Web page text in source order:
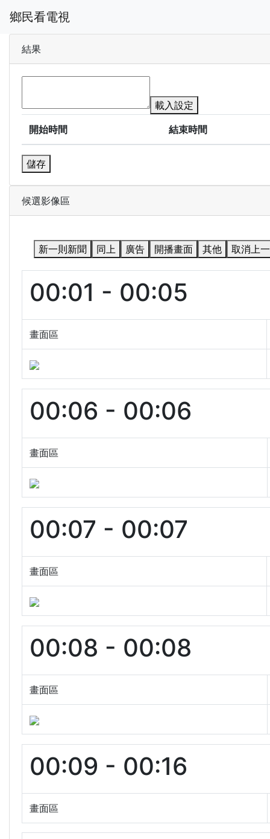
鄉民看電視
結果
載入設定
開始時間
結束時間
儲存
候選影像區
新一則新聞 同上 廣告 開播畫面 其他 取消上
00:01 - 00:05
畫面區
00:06 - 00:06
畫面區
00:07 - 00:07
畫面區
00:08 - 00:08
畫面區
00:09 - 00:16
畫面區